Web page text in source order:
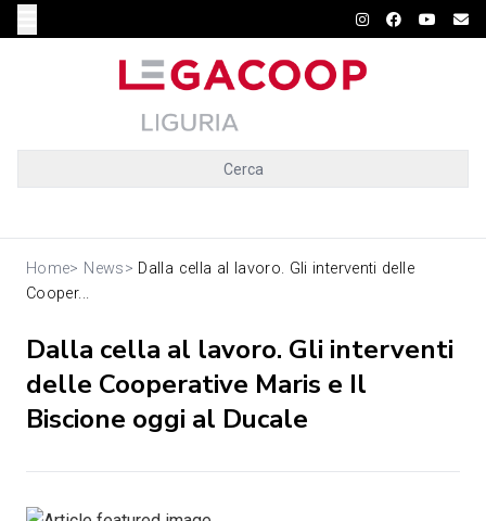
Cerca
Home> News> Dalla cella al lavoro. Gli interventi delle
Cooper...
Dalla cella al lavoro. Gli interventi
delle Cooperative Maris e Il
Biscione oggi al Ducale